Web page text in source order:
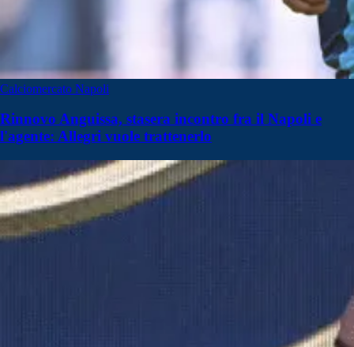
Calciomercato Napoli
Rinnovo Anguissa, stasera incontro fra il Napoli e
l'agente: Allegri vuole trattenerlo